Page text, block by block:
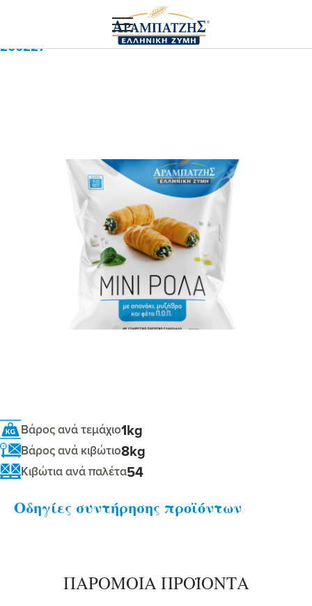
Ρολάκι με σπανάκι τυρί
200227
Βάρος ανά τεμάχιο1kg
Βάρος ανά κιβώτιο8kg
Κιβώτια ανά παλέτα54
Οδηγίες συντήρησης προϊόντων
ΠΑΡΟΜΟΙΑ ΠΡΟΪΟΝΤΑ